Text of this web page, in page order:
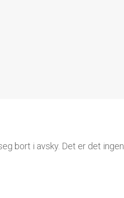
bort i avsky. Det er det ingen